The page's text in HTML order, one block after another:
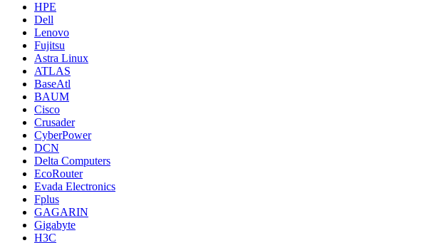
HPE
Dell
Lenovo
Fujitsu
Astra Linux
ATLAS
BaseAtl
BAUM
Cisco
Crusader
CyberPower
DCN
Delta Computers
EcoRouter
Evada Electronics
Fplus
GAGARIN
Gigabyte
H3C